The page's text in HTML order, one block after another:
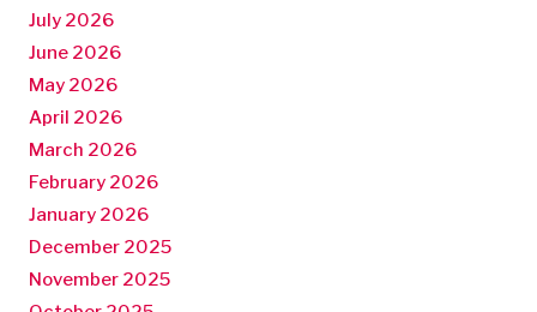
July 2026
June 2026
May 2026
April 2026
March 2026
February 2026
January 2026
December 2025
November 2025